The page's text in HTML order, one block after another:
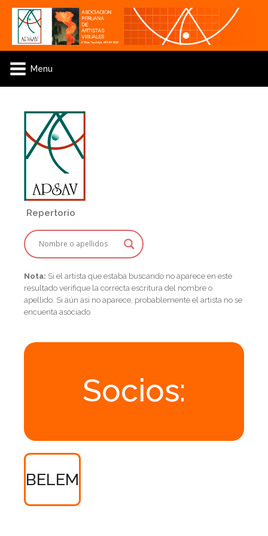
Menu
Repertorio
Nota: Si el artista que estaba buscando no aparece en este
resultado verifique la correcta escritura del nombre o
apellido. Si aún asi no aparece, probablemente el artista no se
encuenta asociado
Socios:
BELEM